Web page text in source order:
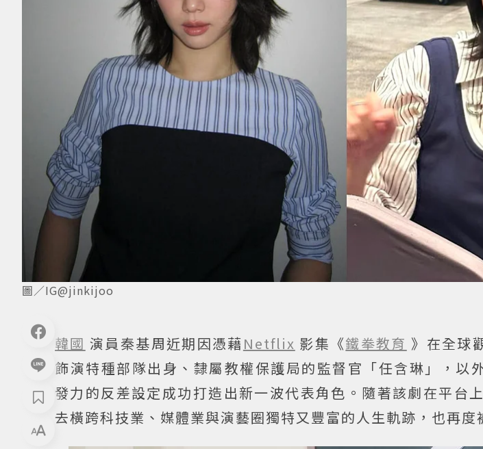
圖／IG@jinkijoo
韓國 演員秦基周近期因憑藉 Netflix 影集《鐵拳教育 》在全球
飾演特種部隊出身、隸屬教權保護局的監督官「任含琳」，以
發力的反差設定成功打造出新一波代表角色。隨著該劇在平台
去橫跨科技業、媒體業與演藝圈獨特又豐富的人生軌跡，也再度